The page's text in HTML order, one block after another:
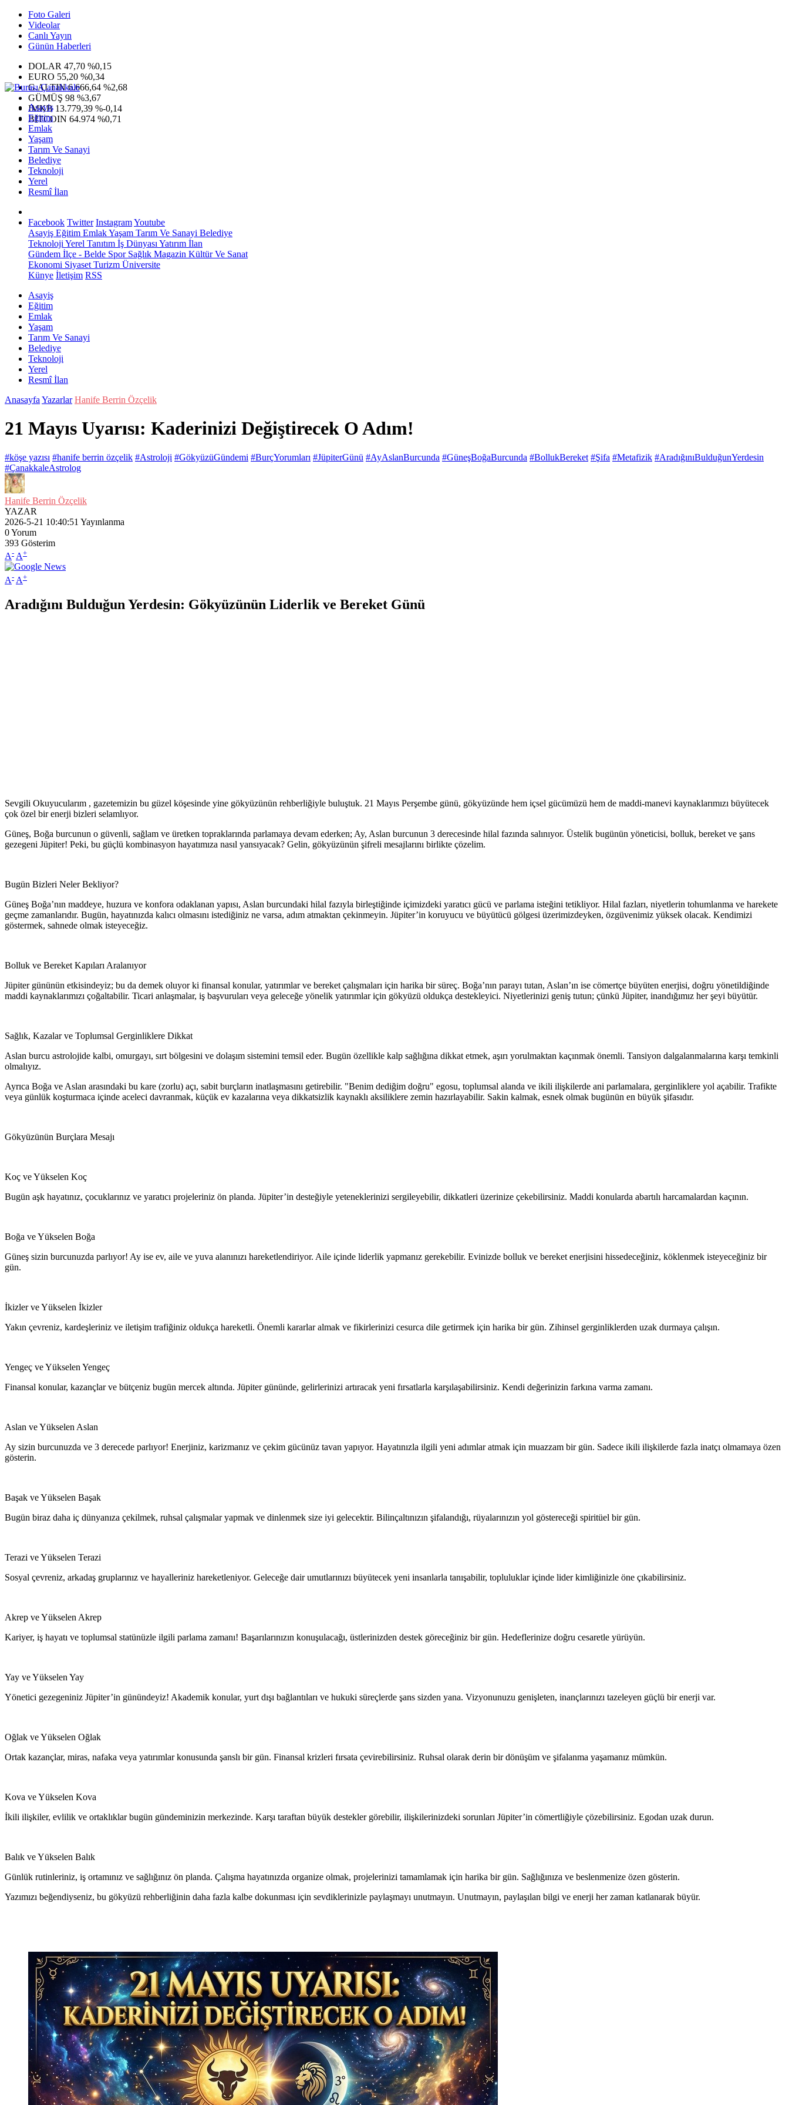
Foto Galeri
Videolar
Canlı Yayın
Günün Haberleri
DOLAR 47,70 %0,15
EURO 55,20 %0,34
G.ALTIN6.666,64 %2,68
GÜMÜŞ 98 %3,67
IMKB 13.779,39 %-0,14
BITCOIN 64.974 %0,71
Asayiş
Eğitim
Emlak
Yaşam
Tarım Ve Sanayi
Belediye
Teknoloji
Yerel
Resmî İlan
Facebook Twitter InstagramYoutube
Asayiş Eğitim EmlakYaşam Tarım Ve Sanayi Belediye
Teknoloji Yerel Tanıtım İş Dünyası Yatırım İlan
Gündem İlçe - Belde SporSağlık Magazin Kültür Ve Sanat
Ekonomi Siyaset Turizm Üniversite
Künye İletişim RSS
Asayiş
Eğitim
Emlak
Yaşam
Tarım Ve Sanayi
Belediye
Teknoloji
Yerel
Resmî İlan
Anasayfa Yazarlar Hanife Berrin Özçelik
21 Mayıs Uyarısı: Kaderinizi Değiştirecek O Adım!
#köşe yazısı #hanife berrin özçelik #Astroloji #GökyüzüGündemi #BurçYorumları #JüpiterGünü #AyAslanBurcunda #GüneşBoğaBurcunda #BollukBereket #Şifa #Metafizik #AradığınıBulduğunYerdesin
#ÇanakkaleAstrolog
Hanife Berrin Özçelik
YAZAR
2026-5-21 10:40:51 Yayınlanma
0Yorum
393 Gösterim
A- A+
A- A+
Aradığını Bulduğun Yerdesin: Gökyüzünün Liderlik ve Bereket Günü
Sevgili Okuyucularım , gazetemizin bu güzel köşesinde yine gökyüzünün rehberliğiyle buluştuk. 21 Mayıs Perşembe günü, gökyüzünde hem içsel gücümüzü hem de maddi-manevi kaynaklarımızı büyütecek
çok özel bir enerji bizleri selamlıyor.
Güneş, Boğa burcunun o güvenli, sağlam ve üretken topraklarında parlamaya devam ederken; Ay, Aslan burcunun 3 derecesinde hilal fazında salınıyor. Üstelik bugünün yöneticisi, bolluk, bereket ve şans
gezegeni Jüpiter! Peki, bu güçlü kombinasyon hayatımıza nasıl yansıyacak? Gelin, gökyüzünün şifreli mesajlarını birlikte çözelim.
Bugün Bizleri Neler Bekliyor?
Güneş Boğa’nın maddeye, huzura ve konfora odaklanan yapısı, Aslan burcundaki hilal fazıyla birleştiğinde içimizdeki yaratıcı gücü ve parlama isteğini tetikliyor. Hilal fazları, niyetlerin tohumlanma ve harekete
geçme zamanlarıdır. Bugün, hayatınızda kalıcı olmasını istediğiniz ne varsa, adım atmaktan çekinmeyin. Jüpiter’in koruyucu ve büyütücü gölgesi üzerimizdeyken, özgüvenimiz yüksek olacak. Kendimizi
göstermek, sahnede olmak isteyeceğiz.
Bolluk ve Bereket Kapıları Aralanıyor
Jüpiter gününün etkisindeyiz; bu da demek oluyor ki finansal konular, yatırımlar ve bereket çalışmaları için harika bir süreç. Boğa’nın parayı tutan, Aslan’ın ise cömertçe büyüten enerjisi, doğru yönetildiğinde
maddi kaynaklarımızı çoğaltabilir. Ticari anlaşmalar, iş başvuruları veya geleceğe yönelik yatırımlar için gökyüzü oldukça destekleyici. Niyetlerinizi geniş tutun; çünkü Jüpiter, inandığımız her şeyi büyütür.
Sağlık, Kazalar ve Toplumsal Gerginliklere Dikkat
Aslan burcu astrolojide kalbi, omurgayı, sırt bölgesini ve dolaşım sistemini temsil eder. Bugün özellikle kalp sağlığına dikkat etmek, aşırı yorulmaktan kaçınmak önemli. Tansiyon dalgalanmalarına karşı temkinli
olmalıyız.
Ayrıca Boğa ve Aslan arasındaki bu kare (zorlu) açı, sabit burçların inatlaşmasını getirebilir. "Benim dediğim doğru" egosu, toplumsal alanda ve ikili ilişkilerde ani parlamalara, gerginliklere yol açabilir. Trafikte
veya günlük koşturmaca içinde aceleci davranmak, küçük ev kazalarına veya dikkatsizlik kaynaklı aksiliklere zemin hazırlayabilir. Sakin kalmak, esnek olmak bugünün en büyük şifasıdır.
Gökyüzünün Burçlara Mesajı
Koç ve Yükselen Koç
Bugün aşk hayatınız, çocuklarınız ve yaratıcı projeleriniz ön planda. Jüpiter’in desteğiyle yeteneklerinizi sergileyebilir, dikkatleri üzerinize çekebilirsiniz. Maddi konularda abartılı harcamalardan kaçının.
Boğa ve Yükselen Boğa
Güneş sizin burcunuzda parlıyor! Ay ise ev, aile ve yuva alanınızı hareketlendiriyor. Aile içinde liderlik yapmanız gerekebilir. Evinizde bolluk ve bereket enerjisini hissedeceğiniz, köklenmek isteyeceğiniz bir
gün.
İkizler ve Yükselen İkizler
Yakın çevreniz, kardeşleriniz ve iletişim trafiğiniz oldukça hareketli. Önemli kararlar almak ve fikirlerinizi cesurca dile getirmek için harika bir gün. Zihinsel gerginliklerden uzak durmaya çalışın.
Yengeç ve Yükselen Yengeç
Finansal konular, kazançlar ve bütçeniz bugün mercek altında. Jüpiter gününde, gelirlerinizi artıracak yeni fırsatlarla karşılaşabilirsiniz. Kendi değerinizin farkına varma zamanı.
Aslan ve Yükselen Aslan
Ay sizin burcunuzda ve 3 derecede parlıyor! Enerjiniz, karizmanız ve çekim gücünüz tavan yapıyor. Hayatınızla ilgili yeni adımlar atmak için muazzam bir gün. Sadece ikili ilişkilerde fazla inatçı olmamaya özen
gösterin.
Başak ve Yükselen Başak
Bugün biraz daha iç dünyanıza çekilmek, ruhsal çalışmalar yapmak ve dinlenmek size iyi gelecektir. Bilinçaltınızın şifalandığı, rüyalarınızın yol göstereceği spiritüel bir gün.
Terazi ve Yükselen Terazi
Sosyal çevreniz, arkadaş gruplarınız ve hayalleriniz hareketleniyor. Geleceğe dair umutlarınızı büyütecek yeni insanlarla tanışabilir, topluluklar içinde lider kimliğinizle öne çıkabilirsiniz.
Akrep ve Yükselen Akrep
Kariyer, iş hayatı ve toplumsal statünüzle ilgili parlama zamanı! Başarılarınızın konuşulacağı, üstlerinizden destek göreceğiniz bir gün. Hedeflerinize doğru cesaretle yürüyün.
Yay ve Yükselen Yay
Yönetici gezegeniniz Jüpiter’in günündeyiz! Akademik konular, yurt dışı bağlantıları ve hukuki süreçlerde şans sizden yana. Vizyonunuzu genişleten, inançlarınızı tazeleyen güçlü bir enerji var.
Oğlak ve Yükselen Oğlak
Ortak kazançlar, miras, nafaka veya yatırımlar konusunda şanslı bir gün. Finansal krizleri fırsata çevirebilirsiniz. Ruhsal olarak derin bir dönüşüm ve şifalanma yaşamanız mümkün.
Kova ve Yükselen Kova
İkili ilişkiler, evlilik ve ortaklıklar bugün gündeminizin merkezinde. Karşı taraftan büyük destekler görebilir, ilişkilerinizdeki sorunları Jüpiter’in cömertliğiyle çözebilirsiniz. Egodan uzak durun.
Balık ve Yükselen Balık
Günlük rutinleriniz, iş ortamınız ve sağlığınız ön planda. Çalışma hayatınızda organize olmak, projelerinizi tamamlamak için harika bir gün. Sağlığınıza ve beslenmenize özen gösterin.
Yazımızı beğendiyseniz, bu gökyüzü rehberliğinin daha fazla kalbe dokunması için sevdiklerinizle paylaşmayı unutmayın. Unutmayın, paylaşılan bilgi ve enerji her zaman katlanarak büyür.